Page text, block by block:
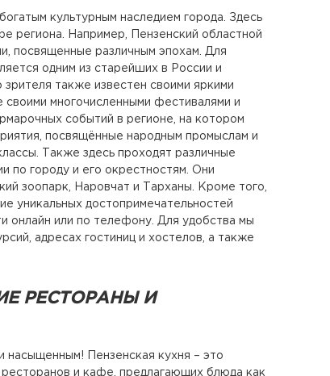
культурным наследием города. Здесь
региона. Например, Пензенский областной
посвященные различным эпохам. Для
одним из старейших в России и
также известен своими яркими
многочисленными фестивалями и
событий в регионе, на котором
посвящённые народным промыслам и
Также здесь проходят различные
по городу и его окрестностям. Они
зоопарк, Наровчат и Тарханы. Кроме того,
уникальных достопримечательностей
онлайн или по телефону. Для удобства мы
адресах гостиниц и хостелов, а также
РЕСТОРАНЫ И
насыщенным! Пензенская кухня – это
ресторанов и кафе, предлагающих блюда как